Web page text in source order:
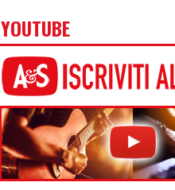
YOUTUBE